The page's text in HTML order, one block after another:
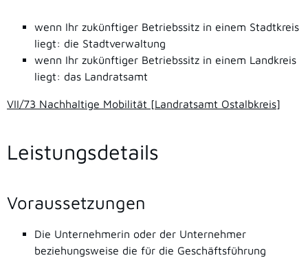
wenn Ihr zukünftiger Betriebssitz in einem Stadtkreis
liegt: die Stadtverwaltung
wenn Ihr zukünftiger Betriebssitz in einem Landkreis
liegt: das Landratsamt
VII/73 Nachhaltige Mobilität [Landratsamt Ostalbkreis]
Leistungsdetails
Voraussetzungen
Die Unternehmerin oder der Unternehmer
beziehungsweise die für die Geschäftsführung